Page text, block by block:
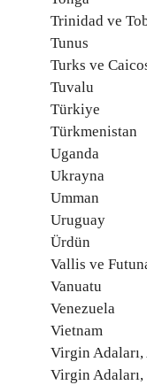
Trinidad ve
Tunus
Turks ve
Tuvalu
Türkiye
Türkmenistan
Uganda
Ukrayna
Umman
Uruguay
Ürdün
Vallis ve
Vanuatu
Venezuela
Vietnam
Virgin
Virgin